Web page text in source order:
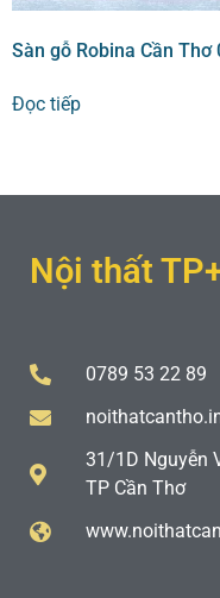
Sàn gỗ Robina Cần Thơ
Đọc tiếp
Nội thất
0789 53 22 89
31/1D Nguyễn
TP Cần Thơ